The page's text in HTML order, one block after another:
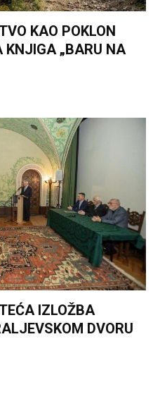
KAO POKLON
KNJIGA „BARU NA
IZLOŽBA
DVORU